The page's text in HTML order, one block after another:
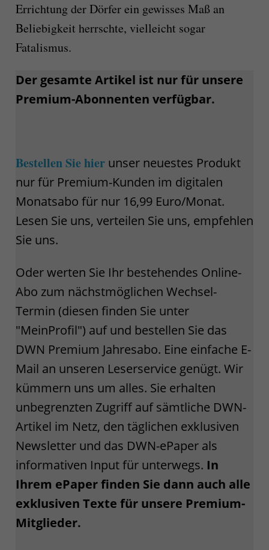
Errichtung der Dörfer ein gewisses Maß an
Beliebigkeit herrschte, vielleicht sogar
Fatalismus.
Der gesamte Artikel ist nur für unsere
Premium-Abonnenten verfügbar.
Bestellen Sie hier unser neuestes Produkt
nur für Premium-Kunden im digitalen
Monatsabo für nur 16,99 Euro/Monat.
Lesen Sie uns, verteilen Sie uns, empfehlen
Sie uns.
Oder werten Sie Ihr bestehendes Online-
Abo zum nächstmöglichen Wechsel-
Termin (diesen finden Sie unter
"MeinProfil") auf und bestellen Sie das
DWN Premium Jahresabo. Eine einfache E-
Mail an unseren Leserservice genügt. Wir
kümmern uns um alles. Sie erhalten
unbegrenzten Zugriff auf sämtliche DWN-
Artikel im Netz, den täglichen exklusiven
Newsletter und das DWN-ePaper als
informativen Input für unterwegs. In
Ihrem ePaper finden Sie dann auch alle
exklusiven Texte für unsere Premium-
Mitglieder.